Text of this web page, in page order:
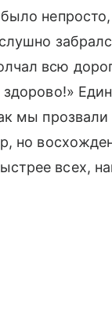
всю
мы
но
всех,